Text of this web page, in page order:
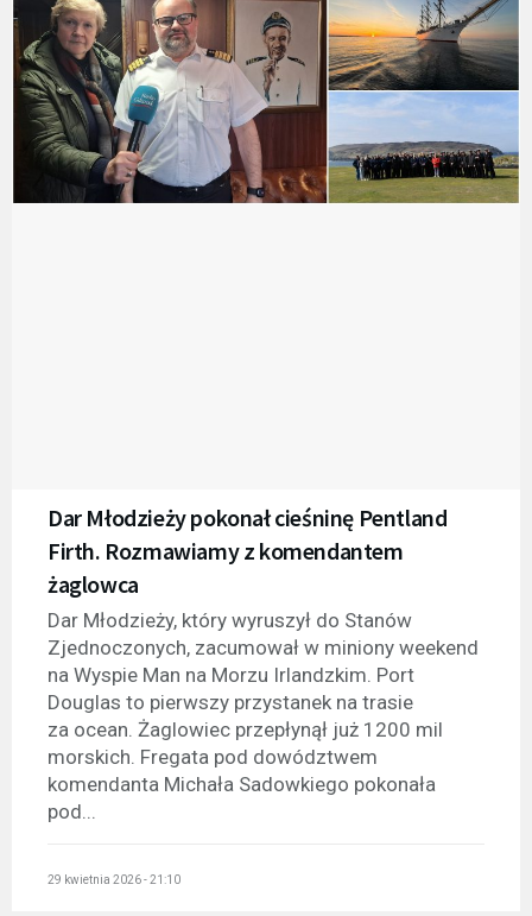
Dar Młodzieży pokonał cieśninę Pentland
Firth. Rozmawiamy z komendantem
żaglowca
Dar Młodzieży, który wyruszył do Stanów
Zjednoczonych, zacumował w miniony weekend
na Wyspie Man na Morzu Irlandzkim. Port
Douglas to pierwszy przystanek na trasie
za ocean. Żaglowiec przepłynął już 1200 mil
morskich. Fregata pod dowództwem
komendanta Michała Sadowkiego pokonała
pod...
29 kwietnia 2026 - 21:10